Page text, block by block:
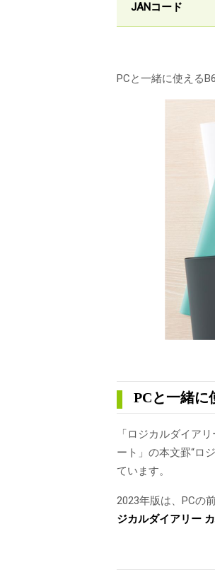
JANコード
PCと一緒に使える
PCと一緒に
「ロジカルダイア
ート」の本文罫“ロ
ています。
2023年版は、PCの
ジカルダイアリー